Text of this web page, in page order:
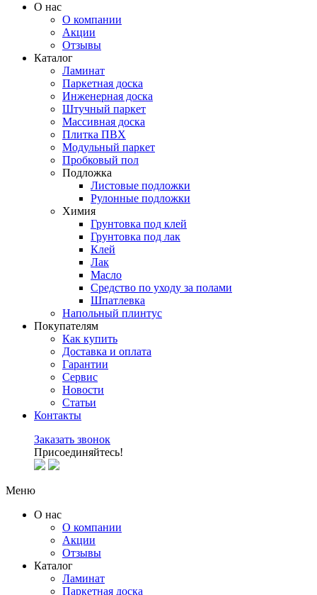
О нас
О компании
Акции
Отзывы
Каталог
Ламинат
Паркетная доска
Инженерная доска
Штучный паркет
Массивная доска
Плитка ПВХ
Модульный паркет
Пробковый пол
Подложка
Листовые подложки
Рулонные подложки
Химия
Грунтовка под клей
Грунтовка под лак
Клей
Лак
Масло
Средство по уходу за полами
Шпатлевка
Напольный плинтус
Покупателям
Как купить
Доставка и оплата
Гарантии
Сервис
Новости
Статьи
Контакты
Заказать звонок
Присоединяйтесь!
Меню
О нас
О компании
Акции
Отзывы
Каталог
Ламинат
Паркетная доска